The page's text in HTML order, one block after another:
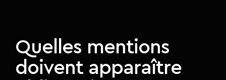
Quelles mentions
doivent apparaître